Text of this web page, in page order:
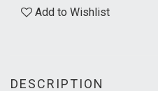
Add to Wishlist
DESCRIPTION